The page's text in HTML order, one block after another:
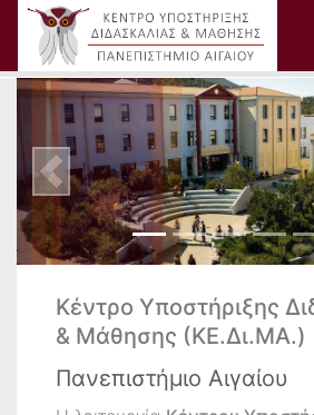
Previous
Κέντρο Υποστήριξης
& Μάθησης (ΚΕ.Δι.ΜΑ.)
Πανεπιστήμιο Αιγαίου